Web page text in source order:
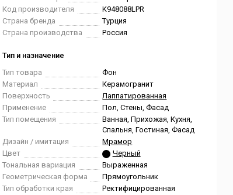
Код производителя
K948088LPR
Страна бренда
Турция
Страна производства
Россия
Тип и назначение
Тип товара
Фон
Материал
Керамогранит
Поверхность
Лаппатированная
Применение
Пол, Стены, Фасад
Тип помещения
Ванная, Прихожая, Кухня,
Спальня, Гостиная, Фасад
Дизайн / имитация
Мрамор
Цвет
Черный
Тональная вариация
Выраженная
Геометрическая форма
Прямоугольник
Тип обработки края
Ректифицированная